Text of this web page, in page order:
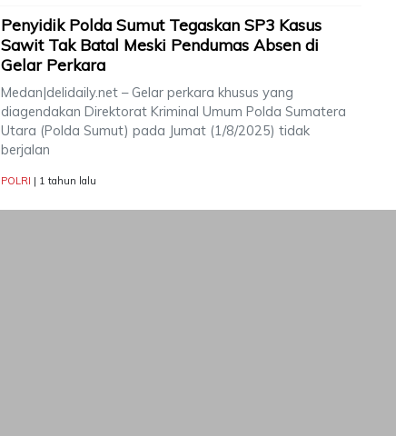
Penyidik Polda Sumut Tegaskan SP3 Kasus
Sawit Tak Batal Meski Pendumas Absen di
Gelar Perkara
Medan|delidaily.net – Gelar perkara khusus yang
diagendakan Direktorat Kriminal Umum Polda Sumatera
Utara (Polda Sumut) pada Jumat (1/8/2025) tidak
berjalan
POLRI | 1 tahun lalu